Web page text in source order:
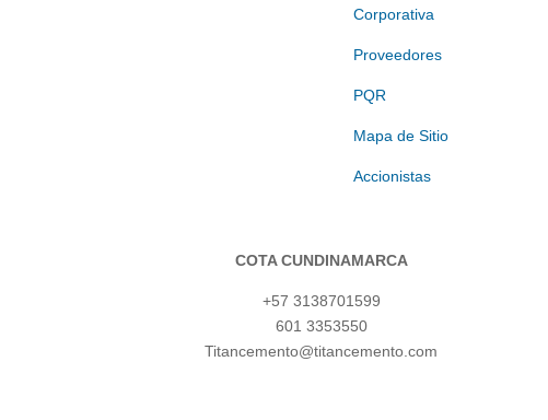
Corporativa
Proveedores
PQR
Mapa de Sitio
Accionistas
COTA CUNDINAMARCA
+57 3138701599
601 3353550
Titancemento@titancemento.com